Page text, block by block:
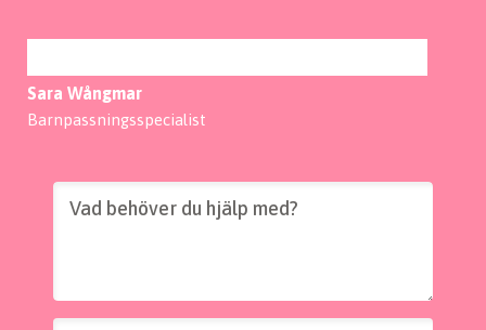
Sara Wångmar
Barnpassningsspecialist
Vad behöver du hjälp med?